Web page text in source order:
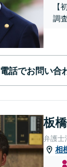
【
調
電話でお問い合
板
弁護士
相